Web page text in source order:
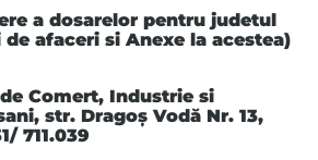
a dosarelor pentru judetul
afaceri si Anexe la acestea)
Comert, Industrie si
str. Dragoş Vodă Nr. 13,
711.039